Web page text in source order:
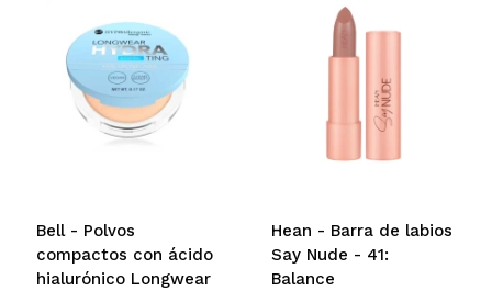
Bell - Polvos
compactos con ácido
hialurónico Longwear
Hean - Barra de labios
Say Nude - 41:
Balance